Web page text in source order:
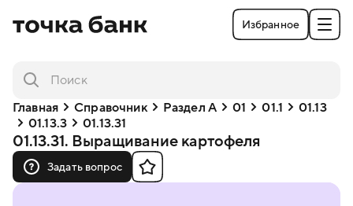
Избранное
Главная Справочник Раздел A 01 01.1
01.13
01.13.3
01.13.31
01.13.31. Выращивание картофеля
Задать вопрос